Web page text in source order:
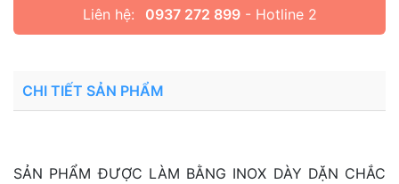
Liên hệ: 0937 272 899- Hotline 2
CHI TIẾT SẢN PHẨM
SẢN PHẨM ĐƯỢC LÀM BẰNG INOX DÀY DẶN CHẮC